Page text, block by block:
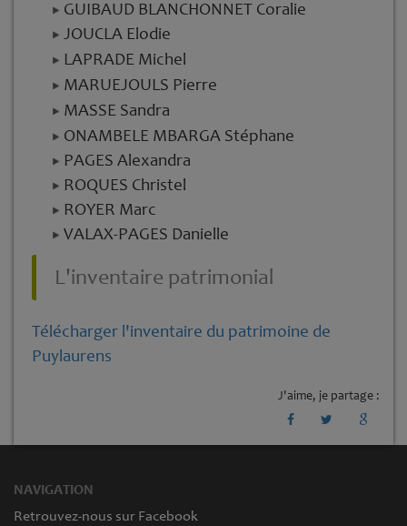
GUIBAUD BLANCHONNET Coralie
JOUCLA Elodie
LAPRADE Michel
MARUEJOULS Pierre
MASSE Sandra
ONAMBELE MBARGA Stéphane
PAGES Alexandra
ROQUES Christel
ROYER Marc
VALAX-PAGES Danielle
L'inventaire patrimonial
Télécharger l'inventaire du patrimoine de
Puylaurens
J'aime, je partage :
NAVIGATION
Retrouvez-nous sur Facebook